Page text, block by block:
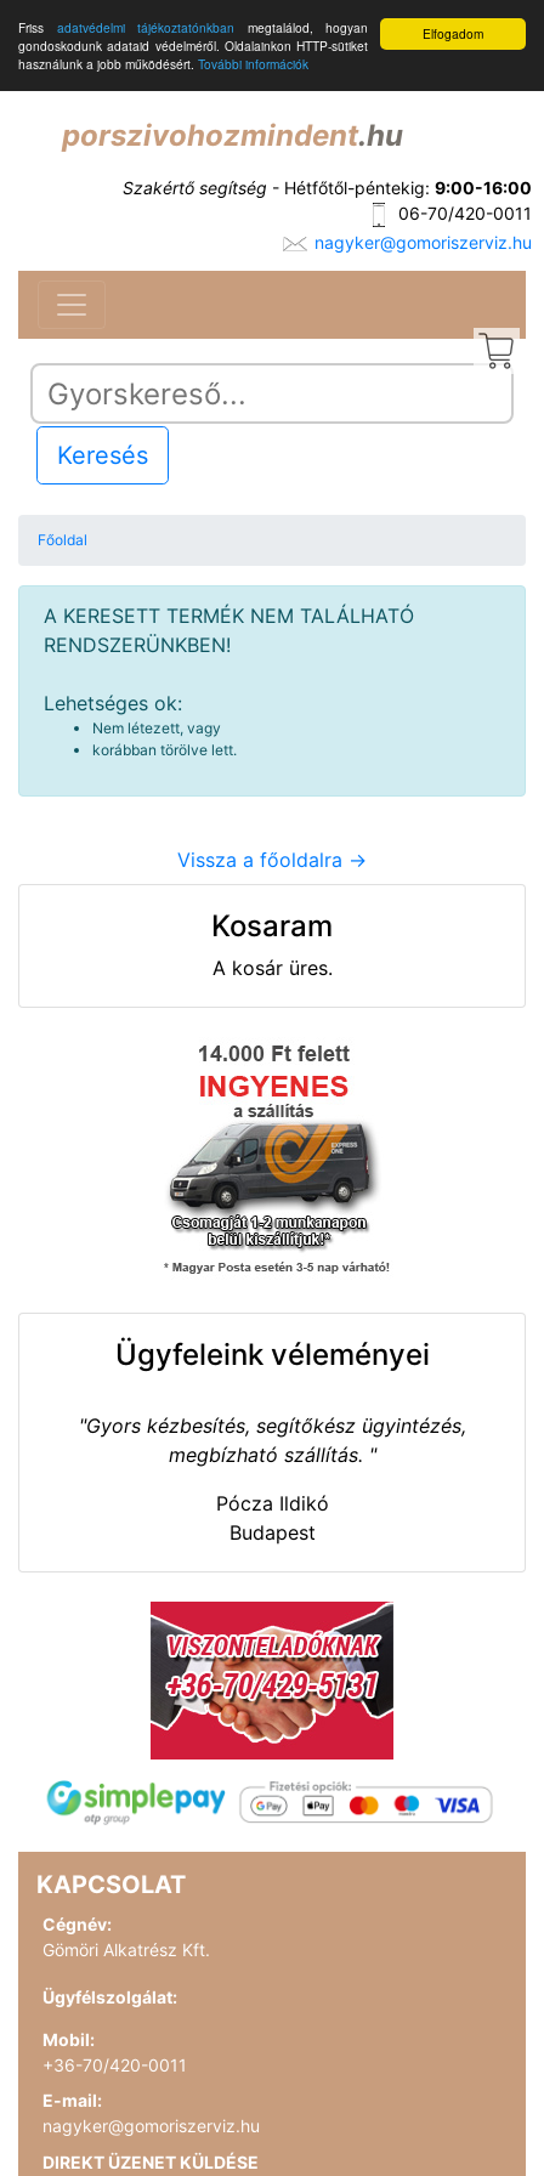
Elfogadom
Friss adatvédelmi tájékoztatónkban megtalálod, hogyan
gondoskodunk adataid védelméről. Oldalainkon HTTP-sütiket
használunk a jobb működésért. További információk
porszivohozmindent.hu
Szakértő segítség - Hétfőtől-péntekig: 9:00-16:00
06-70/420-0011
nagyker@gomoriszerviz.hu
Keresés
Főoldal
A KERESETT TERMÉK NEM TALÁLHATÓ
RENDSZERÜNKBEN!
Lehetséges ok:
Nem létezett, vagy
korábban törölve lett.
Vissza a főoldalra ->
Kosaram
A kosár üres.
Ügyfeleink véleményei
"Gyors kézbesítés, segítőkész ügyintézés,
megbízható szállítás. "
Pócza Ildikó
Budapest
KAPCSOLAT
Cégnév:
Gömöri Alkatrész Kft.
Ügyfélszolgálat:
Mobil:
+36-70/420-0011
E-mail:
nagyker@gomoriszerviz.hu
DIREKT ÜZENET KÜLDÉSE